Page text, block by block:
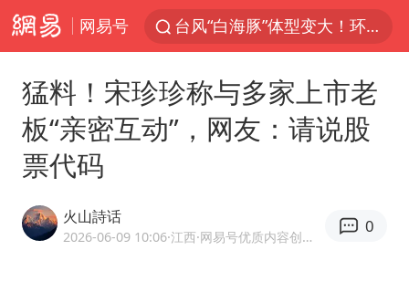
网易号
台风“白海豚”体型变大！环流面积接近13个浙江那么大
汪峰阻止14岁女儿买大牌
王力宏演唱会黄牛带观众藏匿被查获
猛料！宋珍珍称与多家上市老
板“亲密互动”，网友：请说股
票代码
火山詩话
2026-06-09 10:06·江西 ·网易号优质内容创作者
0